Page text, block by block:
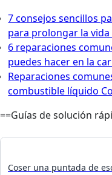
7 consejos sencillos
para prolongar la
6 reparaciones
puedes hacer en la
Reparaciones
combustible líquido
==Guías de solución
Coser una puntada de